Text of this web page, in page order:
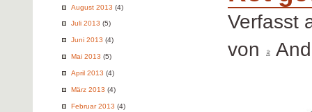
August 2013 (4)
Juli 2013 (5)
Juni 2013 (4)
Mai 2013 (5)
April 2013 (4)
März 2013 (4)
Februar 2013 (4)
Verfasst
von